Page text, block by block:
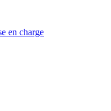
en charge